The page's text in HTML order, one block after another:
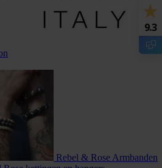
Rebel & Rose Armbanden
9.3